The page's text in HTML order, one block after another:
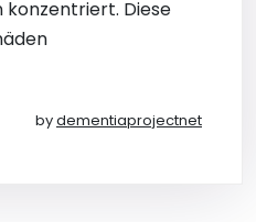
konzentriert. Diese
bydementiaprojectnet